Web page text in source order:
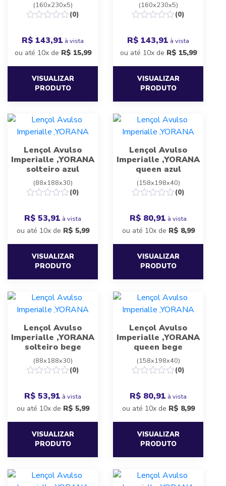
(160x230x5)
(0)
R$ 143,91 à vista
ou até 10x de R$ 15,99
VISUALIZAR
PRODUTO
(160x230x5)
(0)
R$ 143,91 à vista
ou até 10x de R$ 15,99
VISUALIZAR
PRODUTO
Lençol Avulso
Imperialle ,YORANA
solteiro azul
(88x188x30)
(0)
R$ 53,91 à vista
ou até 10x de R$ 5,99
VISUALIZAR
PRODUTO
Lençol Avulso
Imperialle ,YORANA
queen azul
(158x198x40)
(0)
R$ 80,91 à vista
ou até 10x de R$ 8,99
VISUALIZAR
PRODUTO
Lençol Avulso
Imperialle ,YORANA
solteiro bege
(88x188x30)
(0)
R$ 53,91 à vista
ou até 10x de R$ 5,99
VISUALIZAR
PRODUTO
Lençol Avulso
Imperialle ,YORANA
queen bege
(158x198x40)
(0)
R$ 80,91 à vista
ou até 10x de R$ 8,99
VISUALIZAR
PRODUTO